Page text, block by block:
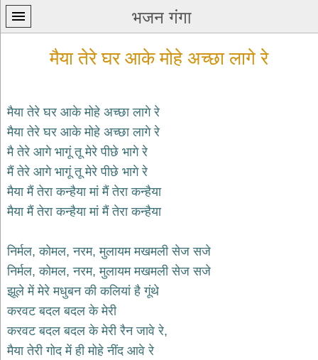
भजन गंगा
प्रथम
पन्ना
home
कृष्ण
भजन
krishna
शिव
भजन
bhajans
हनुमान
भजन
hanuman
bhajans
मैया तेरे घर आके मोहे अच्छा लागे रे
मैया तेरे घर आके मोहे अच्छा लागे रे
मैया तेरे घर आके मोहे अच्छा लागे रे
मै तेरे आगे भागूं तू मेरे पीछे भागे रे
मैं तेरे आगे भागूं तू मेरे पीछे भागे रे
मैया मैं तेरा कन्हैया मां मैं तेरा कन्हैया
मैया मैं तेरा कन्हैया मां मैं तेरा कन्हैया
निर्मल, कोमल, नरम, मुलायम मखमली सेज सजे
निर्मल, कोमल, नरम, मुलायम मखमली सेज सजे
झूले में मेरे मधुबन की कलियां है गूंथे
करवट बदल बदल के मेरी
करवट बदल बदल के मेरी रैन जावे रे,
मैया तेरी गोद में ही मोहे नींद आवे रे